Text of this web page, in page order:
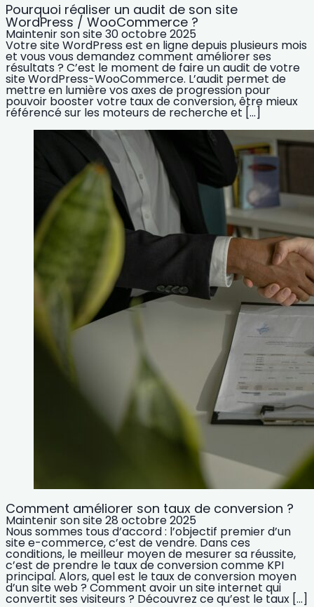
Pourquoi réaliser un audit de son site
WordPress / WooCommerce ?
Maintenir son site30 octobre 2025
Votre site WordPress est en ligne depuis plusieurs mois
et vous vous demandez comment améliorer ses
résultats ? C’est le moment de faire un audit de votre
site WordPress-WooCommerce. L’audit permet de
mettre en lumière vos axes de progression pour
pouvoir booster votre taux de conversion, être mieux
référencé sur les moteurs de recherche et […]
Comment améliorer son taux de conversion ?
Maintenir son site28 octobre 2025
Nous sommes tous d’accord : l’objectif premier d’un
site e-commerce, c’est de vendre. Dans ces
conditions, le meilleur moyen de mesurer sa réussite,
c’est de prendre le taux de conversion comme KPI
principal. Alors, quel est le taux de conversion moyen
d’un site web ? Comment avoir un site internet qui
convertit ses visiteurs ? Découvrez ce qu’est le taux […]